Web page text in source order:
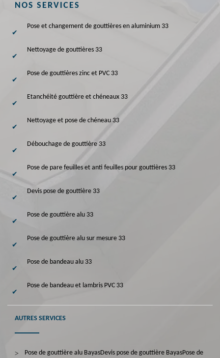
NOS SERVICES
Pose et changement de gouttières en aluminium 33
Nettoyage de gouttières 33
Pose de gouttières zinc et PVC 33
Etanchéité gouttière et chéneaux 33
Nettoyage et pose de chéneau 33
Débouchage de gouttière 33
Pose de pare feuilles et anti feuilles pour gouttières 33
Devis pose de gouttière 33
Pose de gouttière alu 33
Pose de gouttière alu sur mesure 33
Pose de bandeau alu 33
Pose de bandeau et lambris PVC 33
AUTRES SERVICES
Pose de gouttière alu BayasDevis pose de gouttière BayasPose de